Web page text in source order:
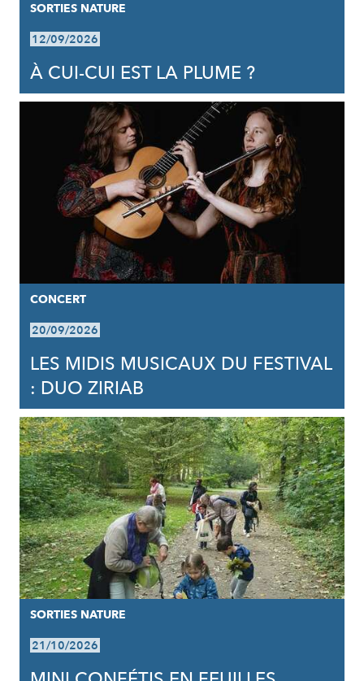
SORTIES NATURE
12/09/2026
À CUI-CUI EST LA PLUME ?
CONCERT
20/09/2026
LES MIDIS MUSICAUX DU FESTIVAL
: DUO ZIRIAB
SORTIES NATURE
21/10/2026